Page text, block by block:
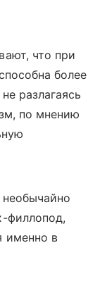
что при
более
разлагаясь
по мнению
филлопод,
именно в